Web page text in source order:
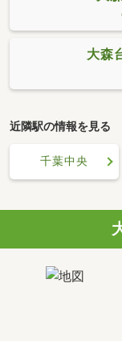
大森
近隣駅の情報を見る
千葉中央